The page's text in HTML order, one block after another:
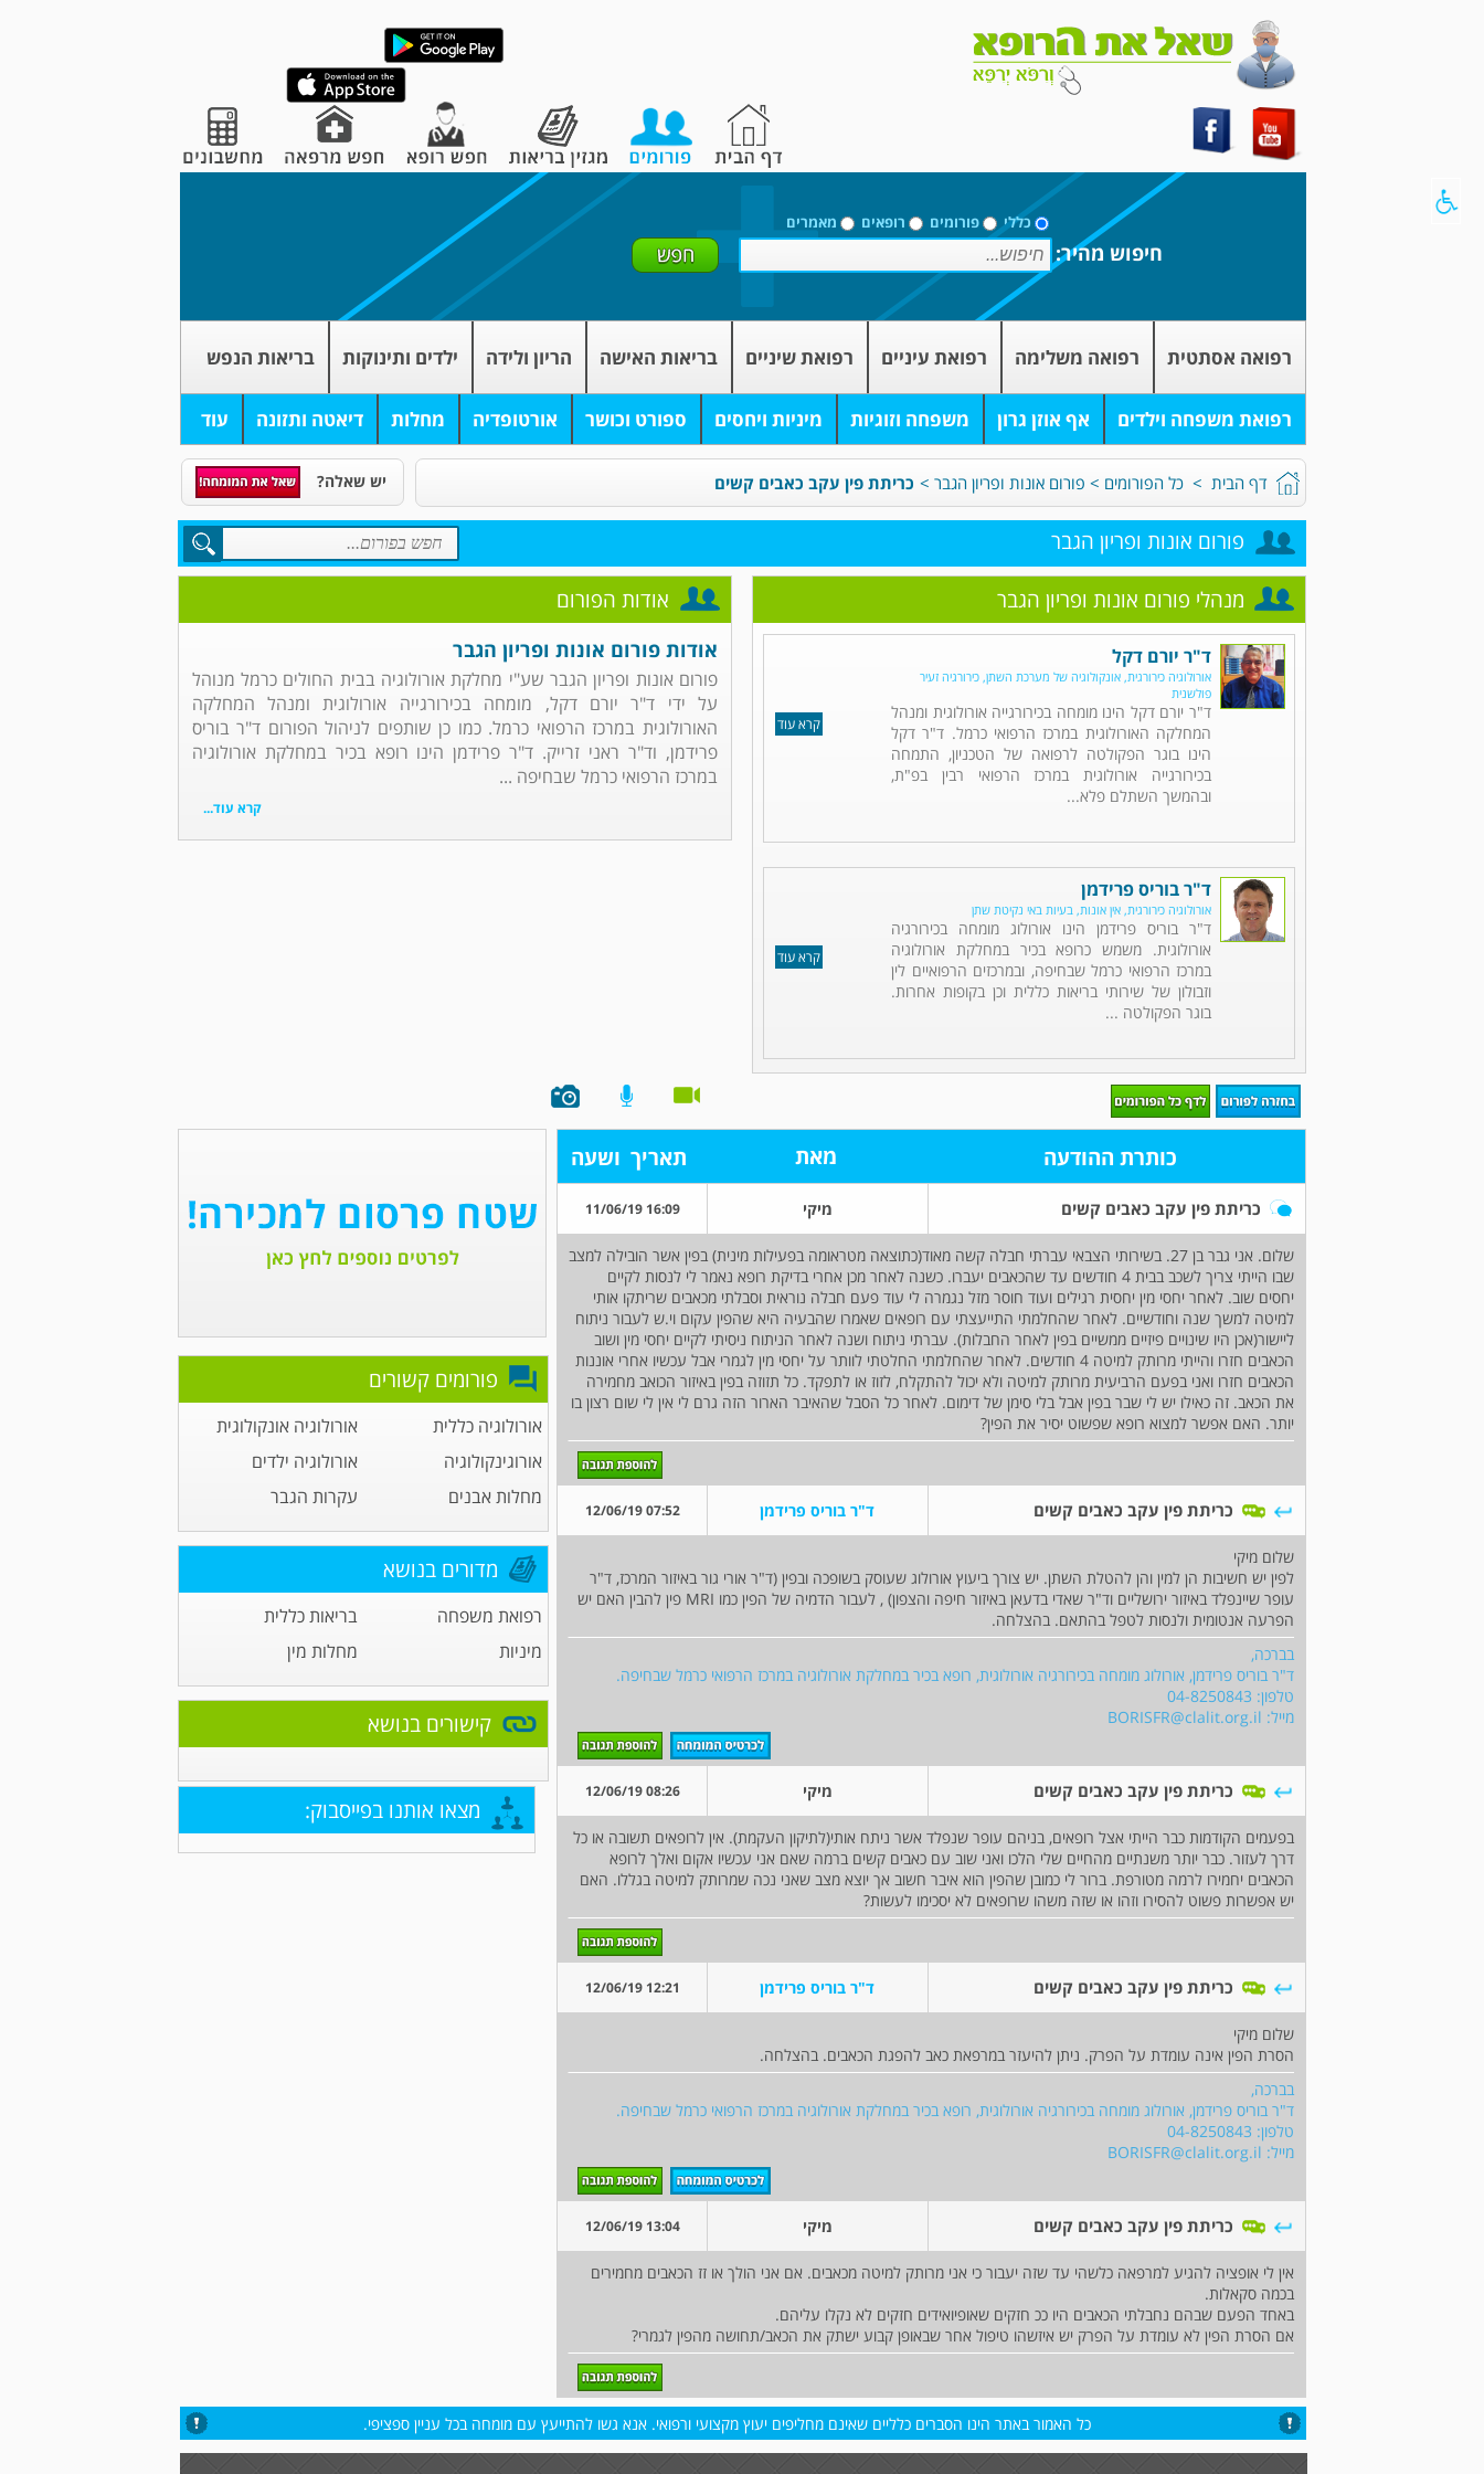
כללי פורומים רופאים מאמרים
חיפוש מהיר:
רפואה אסתטית רפואה משלימה רפואת עיניים רפואת שיניים בריאות האישה הריון ולידה ילדים ותינוקות בריאות הנפש
רפואת משפחה וילדים אף אוזן גרון משפחה וזוגיות מיניות ויחסים ספורט וכושר אורטופדיה מחלות דיאטה ותזונה עוד
דף הבית > כל הפורומים > פורום אונות ופריון הגבר > כריתת פין עקב כאבים קשים יש שאלה?
פורום אונות ופריון הגבר
אודות הפורום
אודות פורום אונות ופריון הגבר
פורום אונות ופריון הגבר שע"י מחלקת אורולוגיה בבית החולים כרמל מנוהל
על ידי ד"ר יורם דקל, מומחה בכירורגייה אורולוגית ומנהל המחלקה
האורולוגית במרכז הרפואי כרמל. כמו כן שותפים לניהול הפורום ד"ר בוריס
פרידמן, וד"ר ראני זרייק. ד"ר פרידמן הינו רופא בכיר במחלקת אורולוגיה
במרכז הרפואי כרמל שבחיפה ...
קרא עוד...
מנהלי פורום אונות ופריון הגבר
קרא עוד
ד"ר יורם דקל
אורולוגיה כירורגית, אונקולוגיה של מערכת השתן, כירורגיה זעיר
פולשנית
ד"ר יורם דקל הינו מומחה בכירורגייה אורולוגית ומנהל
המחלקה האורולוגית במרכז הרפואי כרמל. ד"ר דקל
הינו בוגר הפקולטה לרפואה של הטכניון, התמחה
בכירורגייה אורולוגית במרכז הרפואי רבין בפ"ת,
ובהמשך השתלם פלא...
קרא עוד
ד"ר בוריס פרידמן
אורולוגיה כירורגית, אין אונות, בעיות באי נקיטת שתן
ד"ר בוריס פרידמן הינו אורולוג מומחה בכירורגיה
אורולוגית. משמש כרופא בכיר במחלקת אורולוגיה
במרכז הרפואי כרמל שבחיפה, ובמרכזים הרפואיים לין
וזבולון של שירותי בריאות כללית וכן בקופות אחרות.
בוגר הפקולטה ...
כותרת ההודעה מאת תאריך ושעה
כריתת פין עקב כאבים קשים מיקי 16:09 11/06/19
שלום. אני גבר בן 27. בשירותי הצבאי עברתי חבלה קשה מאוד(כתוצאה מטראומה בפעילות מינית) בפין אשר הובילה למצב
שבו הייתי צריך לשכב בבית 4 חודשים עד שהכאבים יעברו. כשנה לאחר מכן אחרי בדיקת רופא נאמר לי לנסות לקיים
יחסים שוב. לאחר יחסי מין יחסית רגילים ועוד חוסר מזל נגמרה לי עוד פעם חבלה נוראית וסבלתי מכאבים שריתקו אותי
למיטה למשך שנה וחודשיים. לאחר שהחלמתי התייעצתי עם רופאים שאמרו שהבעיה היא שהפין עקום וי.ש לעבור ניתוח
ליישור(אכן היו שינויים פיזיים ממשיים בפין לאחר החבלות). עברתי ניתוח ושנה לאחר הניתוח ניסיתי לקיים יחסי מין ושוב
הכאבים חזרו והייתי מרותק למיטה 4 חודשים. לאחר שהחלמתי החלטתי לוותר על יחסי מין לגמרי אבל עכשיו אחרי אוננות
הכאבים חזרו ואני בפעם הרביעית מרותק למיטה ולא יכול להתקלח, לזוז או לתפקד. כל תזוזה בפין באיזור הכואב מחמירה
את הכאב. זה כאילו יש לי שבר בפין אבל בלי סימן של דימום. לאחר כל הסבל שהאיבר הארור הזה גרם לי אין לי שום רצון בו
יותר. האם אפשר למצוא רופא שפשוט יסיר את הפין?
כריתת פין עקב כאבים קשים ד"ר בוריס פרידמן 07:52 12/06/19
שלום מיקי
לפין יש חשיבות הן למין והן להטלת השתן. יש צורך ביעוץ אורולוג שעוסק בשופכה ובפין (ד"ר אורי גור באיזור המרכז, ד"ר
עופר שיינפלד באיזור ירושליים וד"ר שאדי בדעאן באיזור חיפה והצפון) , לעבור הדמיה של הפין כמו MRI פין להבין האם יש
הפרעה אנטומית ולנסות לטפל בהתאם. בהצלחה.
בברכה,
ד"ר בוריס פרידמן, אורולוג מומחה בכירורגיה אורולוגית, רופא בכיר במחלקת אורולוגיה במרכז הרפואי כרמל שבחיפה.
טלפון: 04-8250843
מייל: BORISFR@clalit.org.il
כריתת פין עקב כאבים קשים מיקי 08:26 12/06/19
בפעמים הקודמות כבר הייתי אצל רופאים, בניהם עופר שנפלד אשר ניתח אותי(לתיקון העקמת). אין לרופאים תשובה או כל
דרך לעזור. כבר יותר משנתיים מהחיים שלי הלכו ואני שוב עם כאבים קשים ברמה שאם אני עכשיו אקום ואלך לרופא
הכאבים יחמירו לרמה מטורפת. ברור לי כמובן שהפין הוא איבר חשוב אך יוצא מצב שאני נכה שמרותק למיטה בגללו. האם
יש אפשרות פשוט להסירו וזהו או שזה משהו שרופאים לא יסכימו לעשות?
כריתת פין עקב כאבים קשים ד"ר בוריס פרידמן 12:21 12/06/19
שלום מיקי
הסרת הפין אינה עומדת על הפרק. ניתן להיעזר במרפאת כאב להפגת הכאבים. בהצלחה.
בברכה,
ד"ר בוריס פרידמן, אורולוג מומחה בכירורגיה אורולוגית, רופא בכיר במחלקת אורולוגיה במרכז הרפואי כרמל שבחיפה.
טלפון: 04-8250843
מייל: BORISFR@clalit.org.il
כריתת פין עקב כאבים קשים מיקי 13:04 12/06/19
אין לי אופציה להגיע למרפאה כלשהי עד שזה יעבור כי אני מרותק למיטה מכאבים. אם אני הולך או זז הכאבים מחמירים
בכמה סקאלות.
באחד הפעם שבהם נחבלתי הכאבים היו ככ חזקים שאופיואידים חזקים לא נקלו עליהם.
אם הסרת הפין לא עומדת על הפרק יש איזשהו טיפול אחר שבאופן קבוע ישתק את הכאב/תחושה מהפין לגמרי?
פורומים קשורים
אורולוגיה כללית
אורולוגיה אונקולוגית
אורוגינקולוגיה
אורולוגיה ילדים
מחלות אבנים
עקרות הגבר
מדורים בנושא
רפואת משפחה
בריאות כללית
מיניות
מחלות מין
קישורים בנושא
מצאו אותנו בפייסבוק:
כל האמור באתר הינו הסברים כלליים שאינם מחליפים יעוץ מקצועי ורפואי. אנא גשו להתייעץ עם מומחה בכל עניין ספציפי.